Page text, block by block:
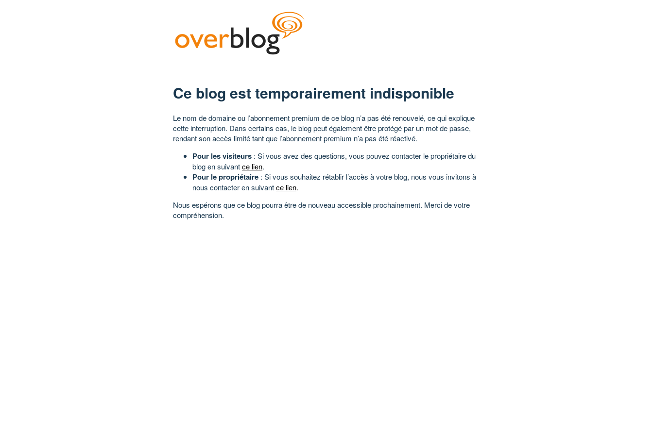
Ce blog est temporairement indisponible
Le nom de domaine ou l’abonnement premium de ce blog n’a pas été renouvelé, ce qui explique
cette interruption. Dans certains cas, le blog peut également être protégé par un mot de passe,
rendant son accès limité tant que l’abonnement premium n’a pas été réactivé.
Pour les visiteurs : Si vous avez des questions, vous pouvez contacter le propriétaire du
blog en suivantce lien.
Pour le propriétaire : Si vous souhaitez rétablir l’accès à votre blog, nous vous invitons à
nous contacter en suivantce lien.
Nous espérons que ce blog pourra être de nouveau accessible prochainement. Merci de votre
compréhension.